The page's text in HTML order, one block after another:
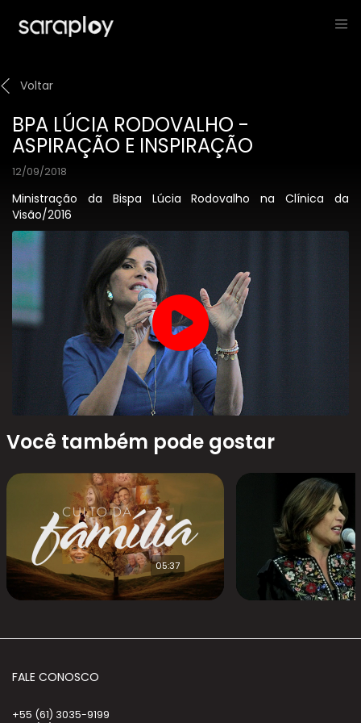
Voltar
BPA LÚCIA RODOVALHO -
ASPIRAÇÃO E INSPIRAÇÃO
12/09/2018
Ministração da Bispa Lúcia Rodovalho na Clínica da
Visão/2016
Você também pode gostar
05:37
FALE CONOSCO
+55 (61) 3035-9199